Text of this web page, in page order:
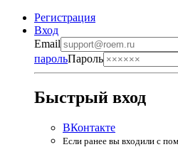
Регистрация
Вход
Email
парольПароль
Быстрый вход
ВКонтакте
Если ранее вы входили с